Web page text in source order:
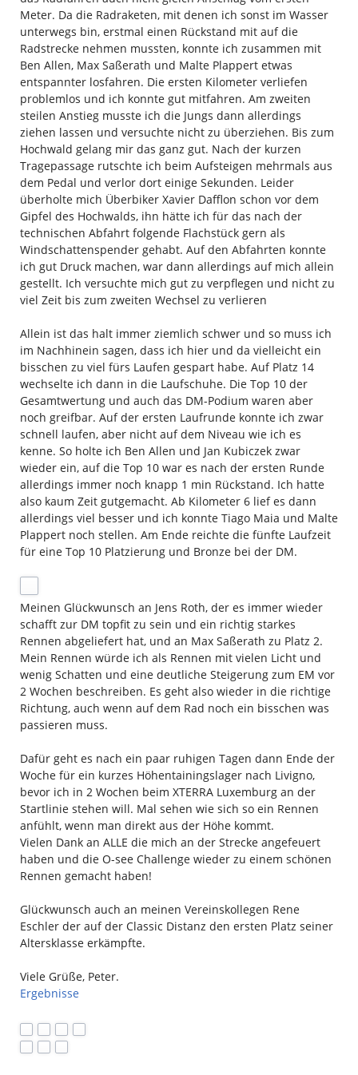
Meter. Da die Radraketen, mit denen ich sonst im Wasser
unterwegs bin, erstmal einen Rückstand mit auf die
Radstrecke nehmen mussten, konnte ich zusammen mit
Ben Allen, Max Saßerath und Malte Plappert etwas
entspannter losfahren. Die ersten Kilometer verliefen
problemlos und ich konnte gut mitfahren. Am zweiten
steilen Anstieg musste ich die Jungs dann allerdings
ziehen lassen und versuchte nicht zu überziehen. Bis zum
Hochwald gelang mir das ganz gut. Nach der kurzen
Tragepassage rutschte ich beim Aufsteigen mehrmals aus
dem Pedal und verlor dort einige Sekunden. Leider
überholte mich Überbiker Xavier Dafflon schon vor dem
Gipfel des Hochwalds, ihn hätte ich für das nach der
technischen Abfahrt folgende Flachstück gern als
Windschattenspender gehabt. Auf den Abfahrten konnte
ich gut Druck machen, war dann allerdings auf mich allein
gestellt. Ich versuchte mich gut zu verpflegen und nicht zu
viel Zeit bis zum zweiten Wechsel zu verlieren
Allein ist das halt immer ziemlich schwer und so muss ich
im Nachhinein sagen, dass ich hier und da vielleicht ein
bisschen zu viel fürs Laufen gespart habe. Auf Platz 14
wechselte ich dann in die Laufschuhe. Die Top 10 der
Gesamtwertung und auch das DM-Podium waren aber
noch greifbar. Auf der ersten Laufrunde konnte ich zwar
schnell laufen, aber nicht auf dem Niveau wie ich es
kenne. So holte ich Ben Allen und Jan Kubiczek zwar
wieder ein, auf die Top 10 war es nach der ersten Runde
allerdings immer noch knapp 1 min Rückstand. Ich hatte
also kaum Zeit gutgemacht. Ab Kilometer 6 lief es dann
allerdings viel besser und ich konnte Tiago Maia und Malte
Plappert noch stellen. Am Ende reichte die fünfte Laufzeit
für eine Top 10 Platzierung und Bronze bei der DM.
Meinen Glückwunsch an Jens Roth, der es immer wieder
schafft zur DM topfit zu sein und ein richtig starkes
Rennen abgeliefert hat, und an Max Saßerath zu Platz 2.
Mein Rennen würde ich als Rennen mit vielen Licht und
wenig Schatten und eine deutliche Steigerung zum EM vor
2 Wochen beschreiben. Es geht also wieder in die richtige
Richtung, auch wenn auf dem Rad noch ein bisschen was
passieren muss.
Dafür geht es nach ein paar ruhigen Tagen dann Ende der
Woche für ein kurzes Höhentainingslager nach Livigno,
bevor ich in 2 Wochen beim XTERRA Luxemburg an der
Startlinie stehen will. Mal sehen wie sich so ein Rennen
anfühlt, wenn man direkt aus der Höhe kommt.
Vielen Dank an ALLE die mich an der Strecke angefeuert
haben und die O-see Challenge wieder zu einem schönen
Rennen gemacht haben!
Glückwunsch auch an meinen Vereinskollegen Rene
Eschler der auf der Classic Distanz den ersten Platz seiner
Altersklasse erkämpfte.
Viele Grüße, Peter.
Ergebnisse